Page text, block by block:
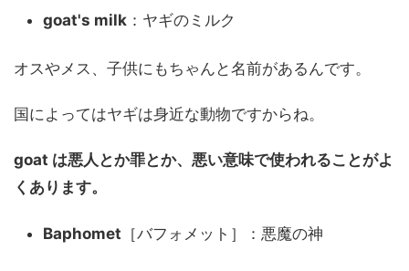
goat's milk ：ヤギのミルク
オスやメス、子供にもちゃんと名前があるんです。
国によってはヤギは身近な動物ですからね。
goat は悪人とか罪とか、悪い意味で使われることがよ
くあります。
Baphomet ［バフォメット］：悪魔の神